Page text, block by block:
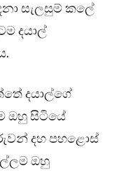
සැලසුම් කලේ
දයාල්
දයාල්ගේ
ඔහු සිටියේ
දහ පහළොස්
ඔහු